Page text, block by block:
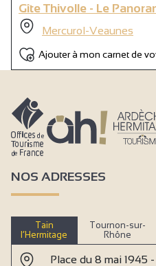
Gîte Thivolle - Le
Mercurol-Veaunes
Ajouter à mon carnet de
NOS ADRESSES
Tain
l’Hermitage
Tournon-sur-
Rhône
Place du 8 mai 1945